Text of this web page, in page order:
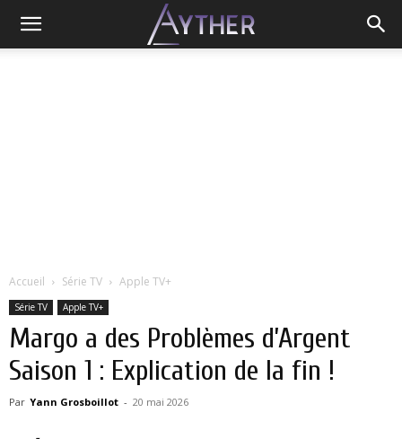
Accueil Série TV Apple TV+
Série TV Apple TV+
Margo a des Problèmes d’Argent
Saison 1 : Explication de la fin !
Par Yann Grosboillot - 20 mai 2026